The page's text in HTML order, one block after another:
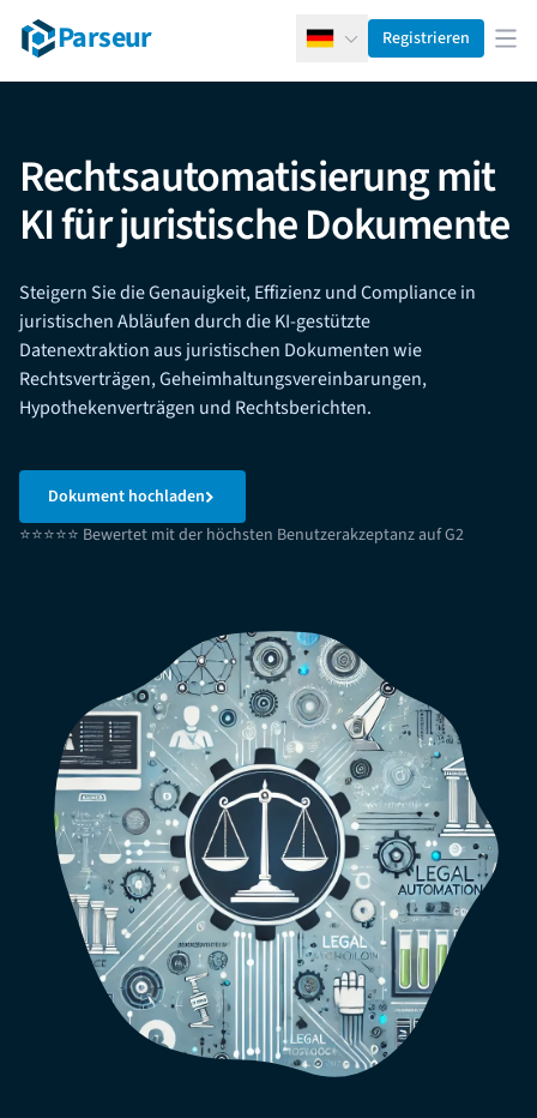
Parseur DeutschRegistrieren
Rechtsautomatisierung mit
KI für juristische Dokumente
Steigern Sie die Genauigkeit, Effizienz und Compliance in
juristischen Abläufen durch die KI-gestützte
Datenextraktion aus juristischen Dokumenten wie
Rechtsverträgen, Geheimhaltungsvereinbarungen,
Hypothekenverträgen und Rechtsberichten.
Dokument hochladen
⭐⭐⭐⭐⭐ Bewertet mit der höchsten Benutzerakzeptanz auf G2